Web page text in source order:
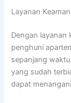
Layanan
Dengan layanan
penghuni
sepanjang
yang sudah
dapat